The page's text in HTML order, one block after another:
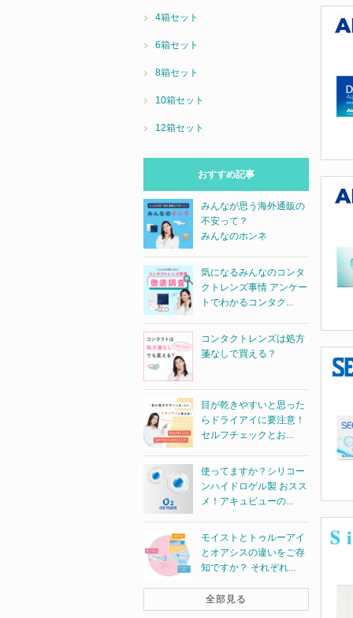
4箱セット
6箱セット
8箱セット
10箱セット
12箱セット
おすすめ記事
みんなが思う海外通販の
不安って？
みんなのホンネ
気になるみんなのコンタ
クトレンズ事情 アンケー
トでわかるコンタク...
コンタクトレンズは処方
箋なしで買える？
目が乾きやすいと思った
らドライアイに要注意！
セルフチェックとお...
使ってますか？シリコー
ンハイドロゲル製 おスス
メ！アキュビューの...
モイストとトゥルーアイ
とオアシスの違いをご存
知ですか？ それぞれ...
全部見る